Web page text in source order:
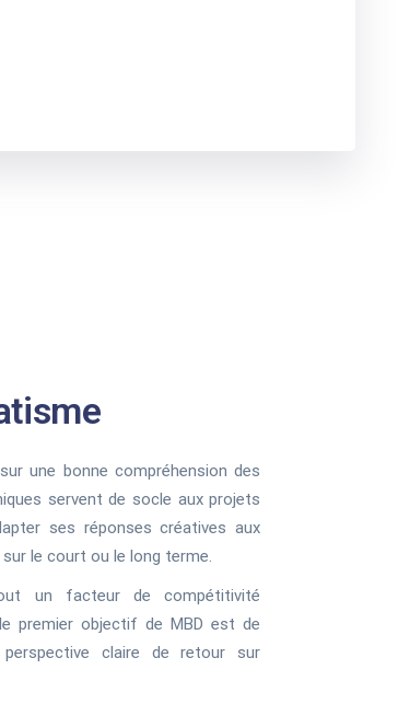
une bonne compréhension des
servent de socle aux projets
ses réponses créatives aux
le court ou le long terme.
un facteur de compétitivité
premier objectif de MBD est de
claire de retour sur